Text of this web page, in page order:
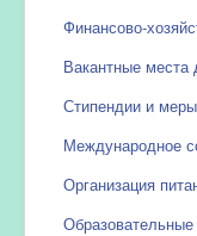
Финансово-
Вакантные
Стипендии и
Международное
Организация